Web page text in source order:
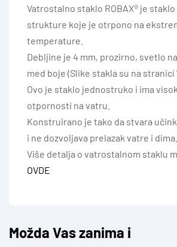
Vatrostalno staklo ROBAX® je
strukture koje je otrpono na
temperature.
Debljine je 4 mm, prozirno, svetlo
med boje (Slike stakla su na stranici
Ovo je staklo jednostruko i ima
otpornosti na vatru.
Konstruirano je tako da stvara
i ne dozvoljava prelazak vatre i dima.
Više detalja o vatrostalnom staklu
OVDE
Možda Vas zanima i